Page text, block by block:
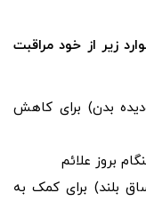
زیر از خود مراقبت
بدن) برای کاهش
بروز علائم
بلند) برای کمک به